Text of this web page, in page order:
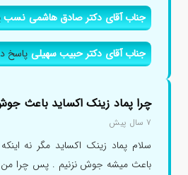
جناب آقای دکتر صادق هاشمی نسب
جناب آقای دکتر حبیب سهیلیپاسخ
چرا پماد زینک اکساید باعث
۷ سال پیش
سلام پماد زینک اکساید مگر نه
باعث میشه جوش نزنیم . پس چرا من